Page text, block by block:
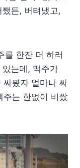
든, 버텨냈고,
를 한잔 더 하러
는데, 맥주가
봤자 얼마나 싸
는 한없이 비쌌